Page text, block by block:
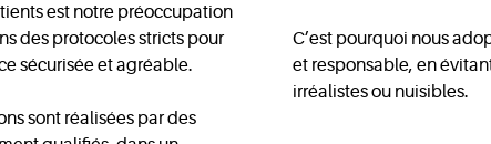
est notre préoccupation
des protocoles stricts pour
sécurisée et agréable.
sont réalisées par des
C’est pourquoi nous
et responsable, en
irréalistes ou nuisibles.